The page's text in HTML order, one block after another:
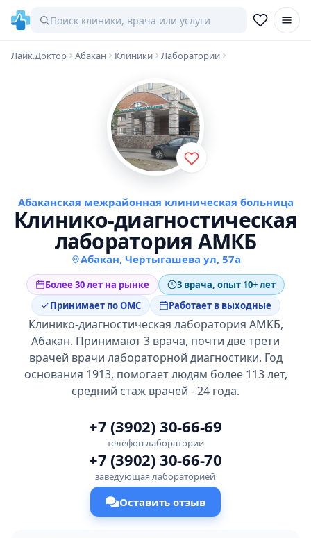
Лайк.Доктор Абакан Клиники Лаборатории
Абаканская межрайонная клиническая больница
Клинико-диагностическая
лаборатория АМКБ
Абакан, Чертыгашева ул, 57а
Более 30 лет на рынке
3 врача, опыт 10+ лет
Принимает по ОМС
Работает в выходные
Клинико-диагностическая лаборатория АМКБ,
Абакан. Принимают 3 врача, почти две трети
врачей врачи лабораторной диагностики. Год
основания 1913, помогает людям более 113 лет,
средний стаж врачей - 24 года.
+7 (3902) 30-66-69
телефон лаборатории
+7 (3902) 30-66-70
заведующая лабораторией
Оставить отзыв